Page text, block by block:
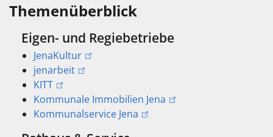
Themenüberblick
Eigen- und Regiebetriebe
JenaKultur
jenarbeit
KITT
Kommunale Immobilien Jena
Kommunalservice Jena